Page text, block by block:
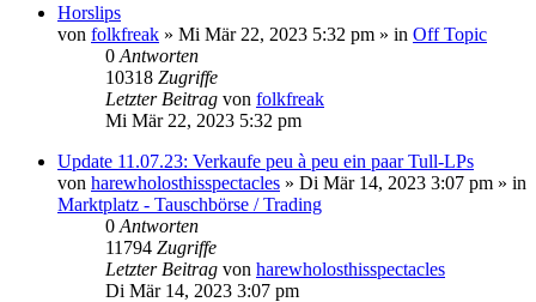
Horslips
von folkfreak » Mi Mär 22, 2023 5:32 pm » in Off Topic
0 Antworten
10318 Zugriffe
Letzter Beitrag von folkfreak
Mi Mär 22, 2023 5:32 pm
Update 11.07.23: Verkaufe peu à peu ein paar Tull-LPs
von harewholosthisspectacles » Di Mär 14, 2023 3:07 pm » in
Marktplatz - Tauschbörse / Trading
0 Antworten
11794 Zugriffe
Letzter Beitrag von harewholosthisspectacles
Di Mär 14, 2023 3:07 pm